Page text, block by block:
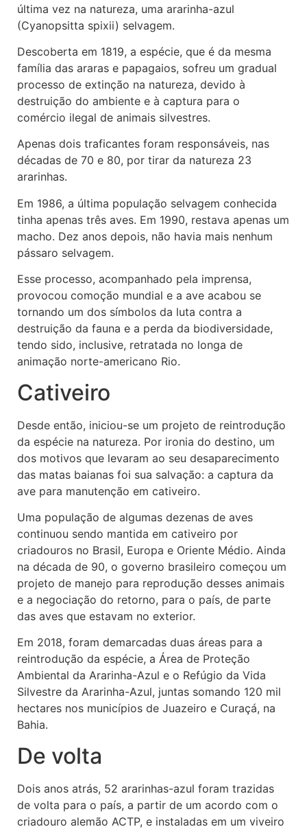
última vez na natureza, uma ararinha-azul
(Cyanopsitta spixii) selvagem.
Descoberta em 1819, a espécie, que é da mesma
família das araras e papagaios, sofreu um gradual
processo de extinção na natureza, devido à
destruição do ambiente e à captura para o
comércio ilegal de animais silvestres.
Apenas dois traficantes foram responsáveis, nas
décadas de 70 e 80, por tirar da natureza 23
ararinhas.
Em 1986, a última população selvagem conhecida
tinha apenas três aves. Em 1990, restava apenas um
macho. Dez anos depois, não havia mais nenhum
pássaro selvagem.
Esse processo, acompanhado pela imprensa,
provocou comoção mundial e a ave acabou se
tornando um dos símbolos da luta contra a
destruição da fauna e a perda da biodiversidade,
tendo sido, inclusive, retratada no longa de
animação norte-americano Rio.
Cativeiro
Desde então, iniciou-se um projeto de reintrodução
da espécie na natureza. Por ironia do destino, um
dos motivos que levaram ao seu desaparecimento
das matas baianas foi sua salvação: a captura da
ave para manutenção em cativeiro.
Uma população de algumas dezenas de aves
continuou sendo mantida em cativeiro por
criadouros no Brasil, Europa e Oriente Médio. Ainda
na década de 90, o governo brasileiro começou um
projeto de manejo para reprodução desses animais
e a negociação do retorno, para o país, de parte
das aves que estavam no exterior.
Em 2018, foram demarcadas duas áreas para a
reintrodução da espécie, a Área de Proteção
Ambiental da Ararinha-Azul e o Refúgio da Vida
Silvestre da Ararinha-Azul, juntas somando 120 mil
hectares nos municípios de Juazeiro e Curaçá, na
Bahia.
De volta
Dois anos atrás, 52 ararinhas-azul foram trazidas
de volta para o país, a partir de um acordo com o
criadouro alemão ACTP, e instaladas em um viveiro